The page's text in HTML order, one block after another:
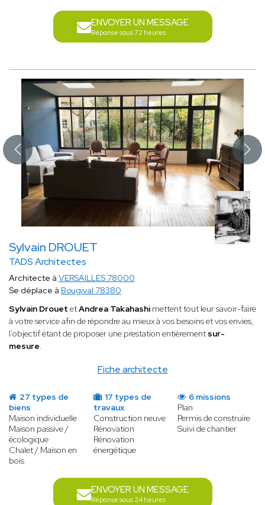
ENVOYER UN MESSAGE
Réponse sous 72 heures
Sylvain DROUET
TADS Architectes
Fiche architecte
Architecte à VERSAILLES 78000
Se déplace à Bougival 78380
Sylvain Drouet etAndrea Takahashi mettent tout leur savoir-faire
à votre service afin de répondre au mieux à vos besoins et vos envies,
l’objectif étant de proposer une prestation entièrement sur-
mesure.
27 types de
biens
Maison individuelle
Maison passive /
écologique
Chalet / Maison en
bois
17 types de
travaux
Construction neuve
Rénovation
Rénovation
énergétique
6 missions
Plan
Permis de construire
Suivi de chantier
ENVOYER UN MESSAGE
Réponse sous 24 heures